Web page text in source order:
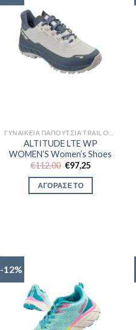
ALTITUDE LTE WP
WOMEN’S Women’s Shoes
€112,00 Original
price
was:
€112,00.
€97,25Η
τιμή
ΑΓΟΡΑΣΕ ΤΟ
-12%